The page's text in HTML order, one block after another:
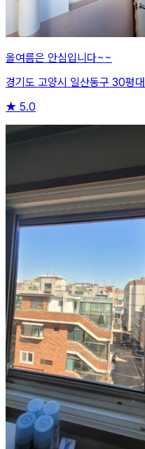
올여름은 안심입니다~~
경기도 고양시 일산동구 30평대
★ 5.0